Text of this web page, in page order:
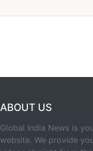
ABOUT US
Global India News is
website. We provide